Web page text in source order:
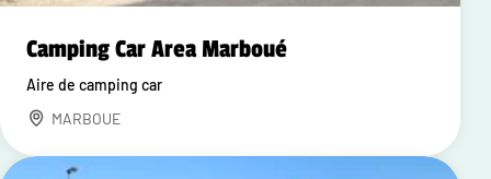
Camping Car Area Marboué
Aire de camping car
MARBOUE